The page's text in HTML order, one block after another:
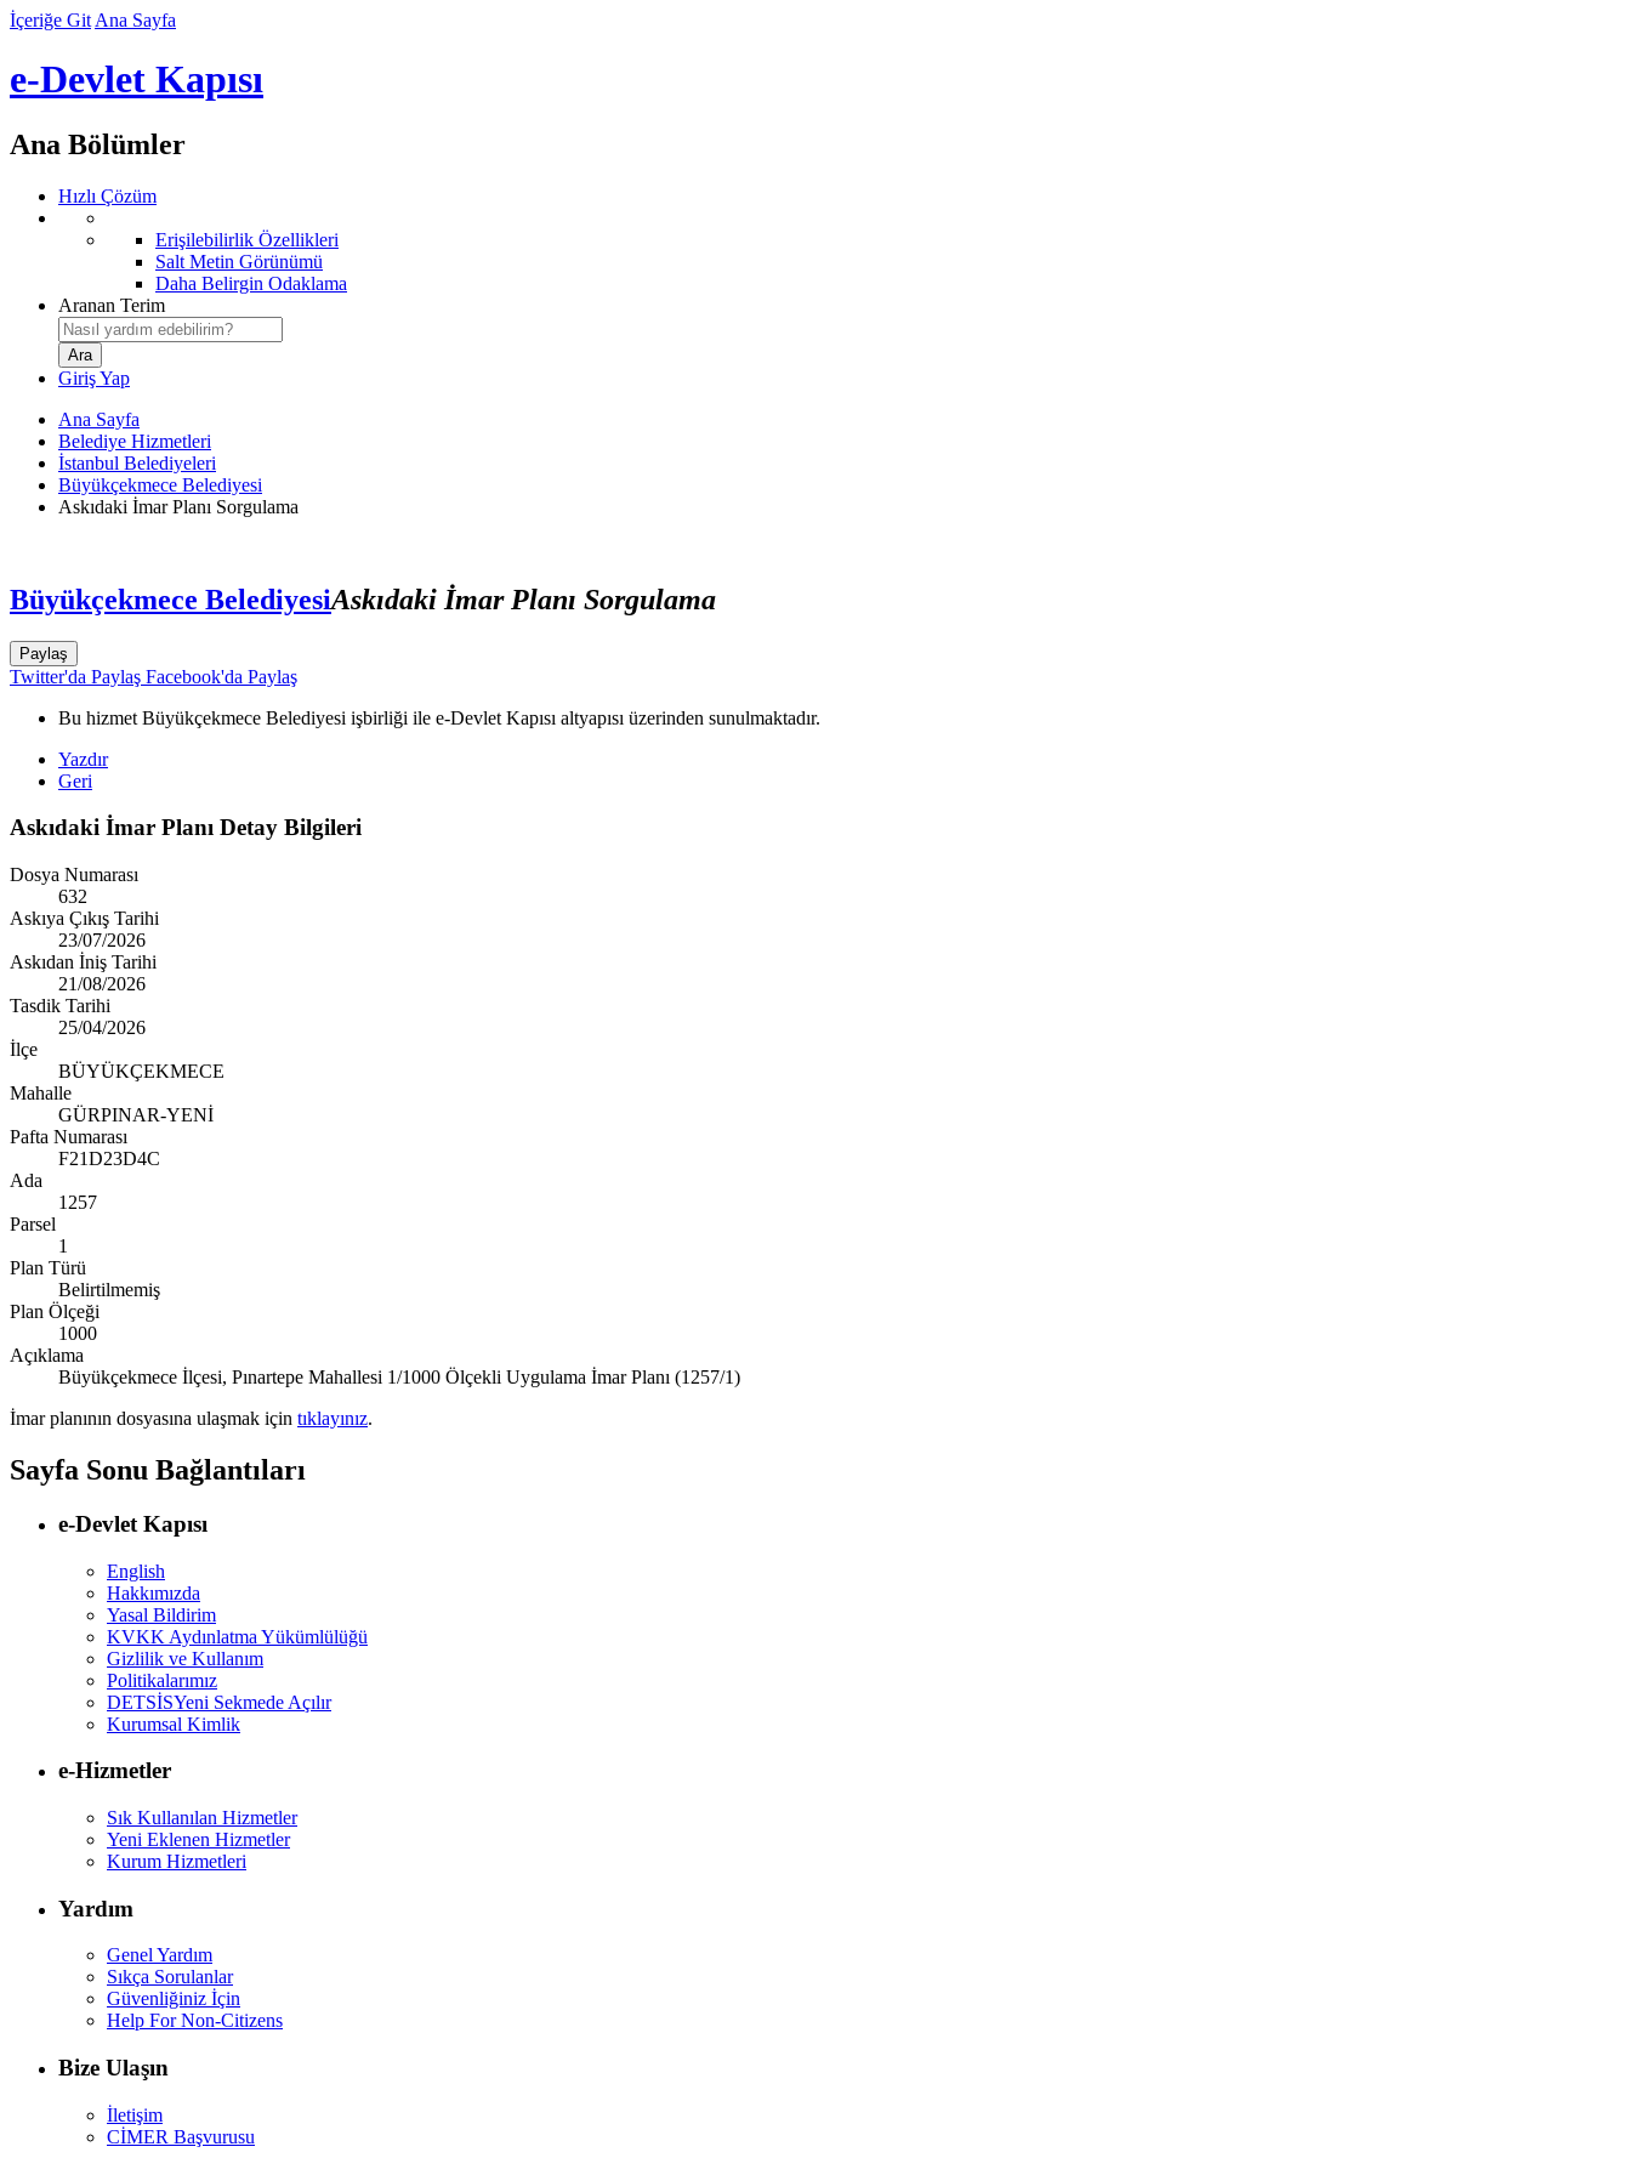
İçeriğe Git Ana Sayfa
e-Devlet Kapısı
Ana Bölümler
Hızlı Çözüm
Erişilebilirlik Özellikleri
Salt Metin Görünümü
Daha Belirgin Odaklama
Aranan Terim
Giriş Yap
Ana Sayfa
Belediye Hizmetleri
İstanbul Belediyeleri
Büyükçekmece Belediyesi
Askıdaki İmar Planı Sorgulama
Büyükçekmece BelediyesiAskıdaki İmar Planı Sorgulama
Paylaş
Twitter'da Paylaş Facebook'da Paylaş
Bu hizmet Büyükçekmece Belediyesi işbirliği ile e-Devlet Kapısı altyapısı üzerinden sunulmaktadır.
Yazdır
Geri
Askıdaki İmar Planı Detay Bilgileri
Dosya Numarası
632
Askıya Çıkış Tarihi
23/07/2026
Askıdan İniş Tarihi
21/08/2026
Tasdik Tarihi
25/04/2026
İlçe
BÜYÜKÇEKMECE
Mahalle
GÜRPINAR-YENİ
Pafta Numarası
F21D23D4C
Ada
1257
Parsel
1
Plan Türü
Belirtilmemiş
Plan Ölçeği
1000
Açıklama
Büyükçekmece İlçesi, Pınartepe Mahallesi 1/1000 Ölçekli Uygulama İmar Planı (1257/1)
İmar planının dosyasına ulaşmak için tıklayınız.
Sayfa Sonu Bağlantıları
e-Devlet Kapısı
English
Hakkımızda
Yasal Bildirim
KVKK Aydınlatma Yükümlülüğü
Gizlilik ve Kullanım
Politikalarımız
DETSİSYeni Sekmede Açılır
Kurumsal Kimlik
e-Hizmetler
Sık Kullanılan Hizmetler
Yeni Eklenen Hizmetler
Kurum Hizmetleri
Yardım
Genel Yardım
Sıkça Sorulanlar
Güvenliğiniz İçin
Help For Non-Citizens
Bize Ulaşın
İletişim
CİMER Başvurusu